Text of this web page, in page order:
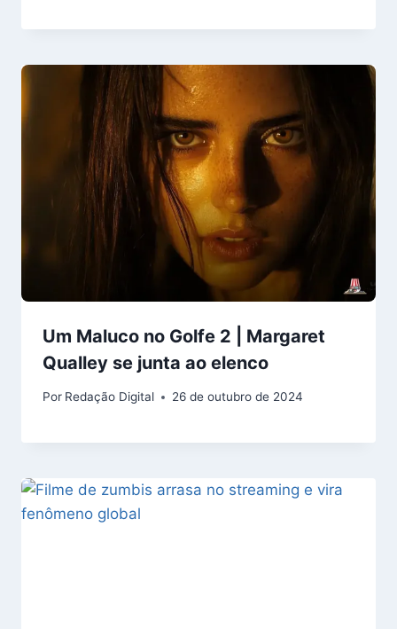
Um Maluco no Golfe 2 | Margaret
Qualley se junta ao elenco
Por Redação Digital 26 de outubro de 2024